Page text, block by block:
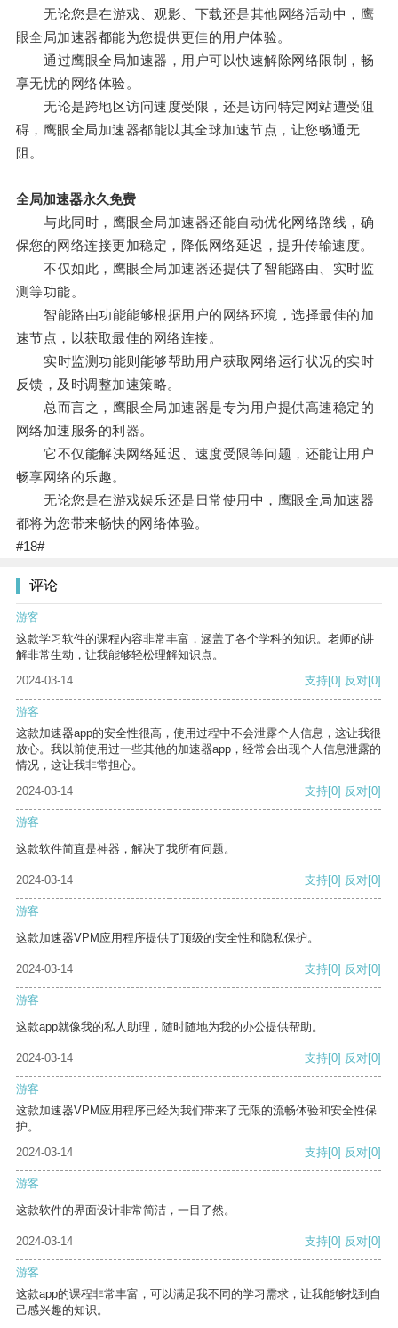
无论您是在游戏、观影、下载还是其他网络活动中，鹰
眼全局加速器都能为您提供更佳的用户体验。
通过鹰眼全局加速器，用户可以快速解除网络限制，畅
享无忧的网络体验。
无论是跨地区访问速度受限，还是访问特定网站遭受阻
碍，鹰眼全局加速器都能以其全球加速节点，让您畅通无
阻。
全局加速器永久免费
与此同时，鹰眼全局加速器还能自动优化网络路线，确
保您的网络连接更加稳定，降低网络延迟，提升传输速度。
不仅如此，鹰眼全局加速器还提供了智能路由、实时监
测等功能。
智能路由功能能够根据用户的网络环境，选择最佳的加
速节点，以获取最佳的网络连接。
实时监测功能则能够帮助用户获取网络运行状况的实时
反馈，及时调整加速策略。
总而言之，鹰眼全局加速器是专为用户提供高速稳定的
网络加速服务的利器。
它不仅能解决网络延迟、速度受限等问题，还能让用户
畅享网络的乐趣。
无论您是在游戏娱乐还是日常使用中，鹰眼全局加速器
都将为您带来畅快的网络体验。
#18#
评论
游客
这款学习软件的课程内容非常丰富，涵盖了各个学科的知识。老师的讲
解非常生动，让我能够轻松理解知识点。
2024-03-14
支持[0] 反对[0]
游客
这款加速器app的安全性很高，使用过程中不会泄露个人信息，这让我很
放心。我以前使用过一些其他的加速器app，经常会出现个人信息泄露的
情况，这让我非常担心。
2024-03-14
支持[0] 反对[0]
游客
这款软件简直是神器，解决了我所有问题。
2024-03-14 支持[0] 反对[0]
游客
这款加速器VPM应用程序提供了顶级的安全性和隐私保护。
2024-03-14 支持[0] 反对[0]
游客
这款app就像我的私人助理，随时随地为我的办公提供帮助。
2024-03-14 支持[0] 反对[0]
游客
这款加速器VPM应用程序已经为我们带来了无限的流畅体验和安全性保
护。
2024-03-14
支持[0] 反对[0]
游客
这款软件的界面设计非常简洁，一目了然。
2024-03-14 支持[0] 反对[0]
游客
这款app的课程非常丰富，可以满足我不同的学习需求，让我能够找到自
己感兴趣的知识。